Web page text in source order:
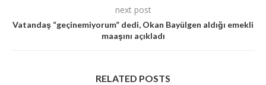
next post
Vatandaş “geçinemiyorum” dedi, Okan Bayülgen aldığı emekli
maaşını açıkladı
RELATED POSTS